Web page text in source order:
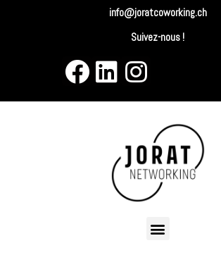
info@joratcoworking.ch
Suivez-nous !